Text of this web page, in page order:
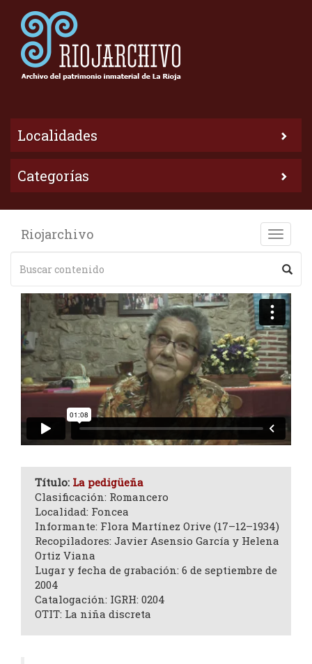
Localidades
Categorías
Toggle
Riojarchivo
Título: La pedigüeña
Clasificación: Romancero
Localidad: Foncea
Informante: Flora Martínez Orive (17–12–1934)
Recopiladores: Javier Asensio García y Helena
Ortiz Viana
Lugar y fecha de grabación: 6 de septiembre de
2004
Catalogación: IGRH: 0204
OTIT: La niña discreta